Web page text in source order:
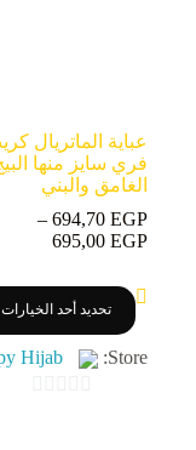
عباية الماتريال
فري سايز منها
الغامق والبني
694,70 EGP
–
695,00 EGP
نطاق
من
تحديد أحد الخيارات
هناك
العديد
من
الأشكال
Store:
Hijab